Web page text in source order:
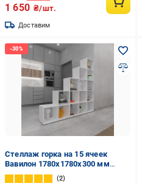
1 650 ₴/шт.
Доставим
Стеллаж горка на 15 ячеек
Вавилон 1780х1780х300 мм
Белый
2